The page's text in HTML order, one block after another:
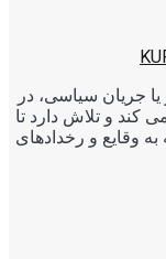
جریان سیاسی، در
کند و تلاش دارد تا
به وقایع و رخدادهای